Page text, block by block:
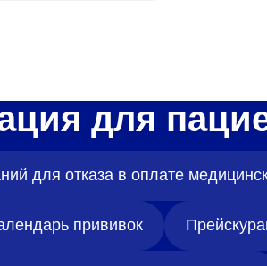
для
для отказа в оплате
прививок